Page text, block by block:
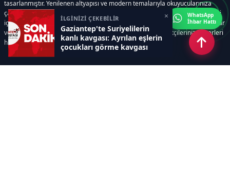
İLGİNİZİ ÇEKEBİLİR
Gaziantep'te Suriyelilerin
kanlı kavgası: Ayrılan eşlerin
çocukları görme kavgası
×
tasarlanmıştır. Yenilenen altyapısı ve modern temalarıyla okuyucularınıza
çağdaş bir deneyim sunar. Sistemimiz, haber sitesinde gerekli tüm modülleri
içerir. Siz içerik üretmeye odaklanırken, yazılımımız zamandan tasarruf sağlar
ve süreçlerinizi kolaylaştırır. Etkili arayüzü sayesinde ziyaretçileriniz haberleri
hızlı ve keyifle takip edebilir.
WhatsApp
İhbar Hattı